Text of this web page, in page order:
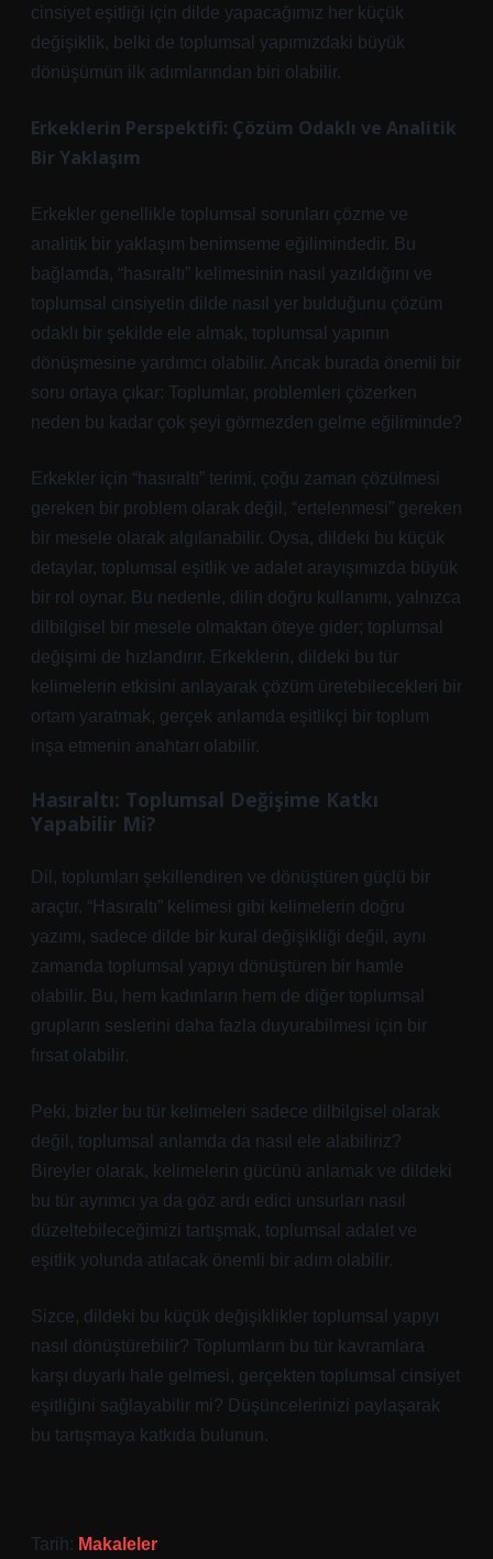
cinsiyet eşitliği için dilde yapacağımız her küçük
değişiklik, belki de toplumsal yapımızdaki büyük
dönüşümün ilk adımlarından biri olabilir.
Erkeklerin Perspektifi: Çözüm Odaklı ve Analitik
Bir Yaklaşım
Erkekler genellikle toplumsal sorunları çözme ve
analitik bir yaklaşım benimseme eğilimindedir. Bu
bağlamda, “hasıraltı” kelimesinin nasıl yazıldığını ve
toplumsal cinsiyetin dilde nasıl yer bulduğunu çözüm
odaklı bir şekilde ele almak, toplumsal yapının
dönüşmesine yardımcı olabilir. Ancak burada önemli bir
soru ortaya çıkar: Toplumlar, problemleri çözerken
neden bu kadar çok şeyi görmezden gelme eğiliminde?
Erkekler için “hasıraltı” terimi, çoğu zaman çözülmesi
gereken bir problem olarak değil, “ertelenmesi” gereken
bir mesele olarak algılanabilir. Oysa, dildeki bu küçük
detaylar, toplumsal eşitlik ve adalet arayışımızda büyük
bir rol oynar. Bu nedenle, dilin doğru kullanımı, yalnızca
dilbilgisel bir mesele olmaktan öteye gider; toplumsal
değişimi de hızlandırır. Erkeklerin, dildeki bu tür
kelimelerin etkisini anlayarak çözüm üretebilecekleri bir
ortam yaratmak, gerçek anlamda eşitlikçi bir toplum
inşa etmenin anahtarı olabilir.
Hasıraltı: Toplumsal Değişime Katkı
Yapabilir Mi?
Dil, toplumları şekillendiren ve dönüştüren güçlü bir
araçtır. “Hasıraltı” kelimesi gibi kelimelerin doğru
yazımı, sadece dilde bir kural değişikliği değil, aynı
zamanda toplumsal yapıyı dönüştüren bir hamle
olabilir. Bu, hem kadınların hem de diğer toplumsal
grupların seslerini daha fazla duyurabilmesi için bir
fırsat olabilir.
Peki, bizler bu tür kelimeleri sadece dilbilgisel olarak
değil, toplumsal anlamda da nasıl ele alabiliriz?
Bireyler olarak, kelimelerin gücünü anlamak ve dildeki
bu tür ayrımcı ya da göz ardı edici unsurları nasıl
düzeltebileceğimizi tartışmak, toplumsal adalet ve
eşitlik yolunda atılacak önemli bir adım olabilir.
Sizce, dildeki bu küçük değişiklikler toplumsal yapıyı
nasıl dönüştürebilir? Toplumların bu tür kavramlara
karşı duyarlı hale gelmesi, gerçekten toplumsal cinsiyet
eşitliğini sağlayabilir mi? Düşüncelerinizi paylaşarak
bu tartışmaya katkıda bulunun.
Tarih: Makaleler